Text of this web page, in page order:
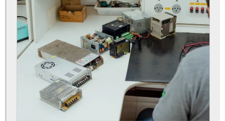
Fonte chaveada 24v para clp
Fonte de alimentação clp
Fonte para clp
Fonte plc
Ihm industrial
Ihm pc industrial
Limpeza de circuitos eletrônicos